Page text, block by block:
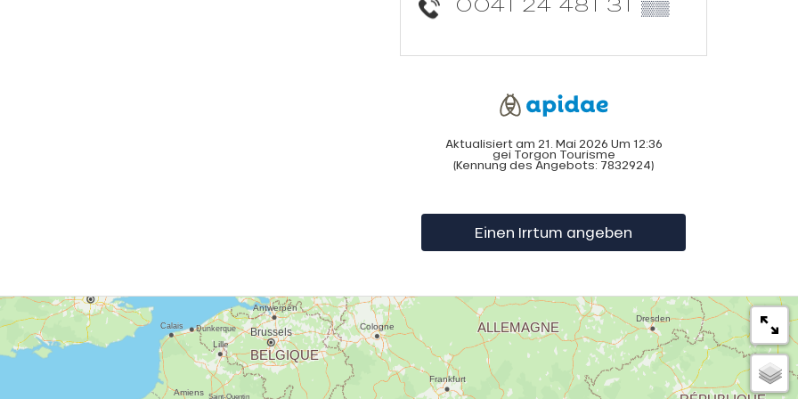
Aktualisiert am 21. Mai 2026 Um 12:36
gei Torgon Tourisme
(Kennung des Angebots: 7832924)
Einen Irrtum angeben